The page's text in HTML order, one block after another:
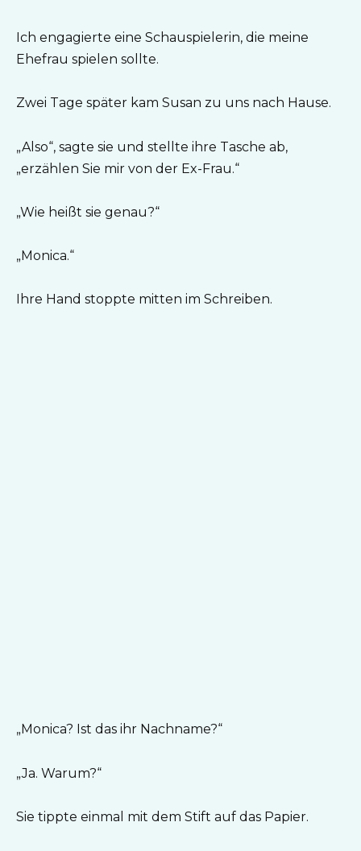
Ich engagierte eine Schauspielerin, die meine
Ehefrau spielen sollte.
Zwei Tage später kam Susan zu uns nach Hause.
„Also“, sagte sie und stellte ihre Tasche ab,
„erzählen Sie mir von der Ex-Frau.“
„Wie heißt sie genau?“
„Monica.“
Ihre Hand stoppte mitten im Schreiben.
„Monica? Ist das ihr Nachname?“
„Ja. Warum?“
Sie tippte einmal mit dem Stift auf das Papier.